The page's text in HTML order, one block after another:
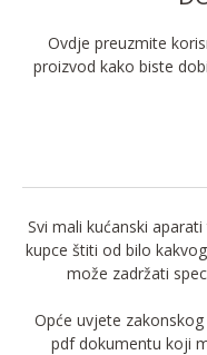
Ovdje preuzmite
proizvod kako biste
Svi mali kućanski
kupce štiti od bilo
može zadržati
Opće uvjete
pdf dokumentu koji